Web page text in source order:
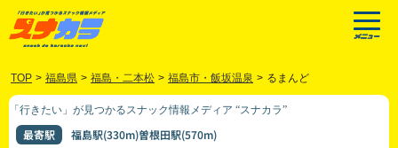
TOP > 福島県 > 福島・二本松 > 福島市・飯坂温泉 > るまんど
「行きたい」が見つかるスナック情報メディア “スナカラ”
最寄駅 福島駅(330m)曽根田駅(570m)